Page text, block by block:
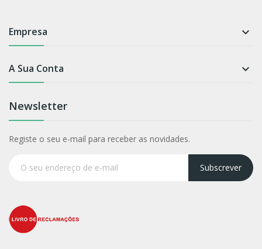
Empresa 
A Sua Conta 
Newsletter
Registe o seu e-mail para receber as novidades.
Subscrever